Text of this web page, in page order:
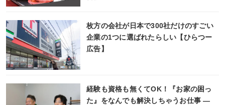
枚方の会社が日本で300社だけのすごい
企業の1つに選ばれたらしい【ひらつー
広告】
経験も資格も無くてOK！『お家の困っ
た』をなんでも解決しちゃうお仕事 ―